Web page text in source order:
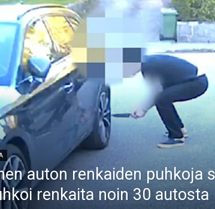
auton renkaiden puhkoja
renkaita noin 30 autosta